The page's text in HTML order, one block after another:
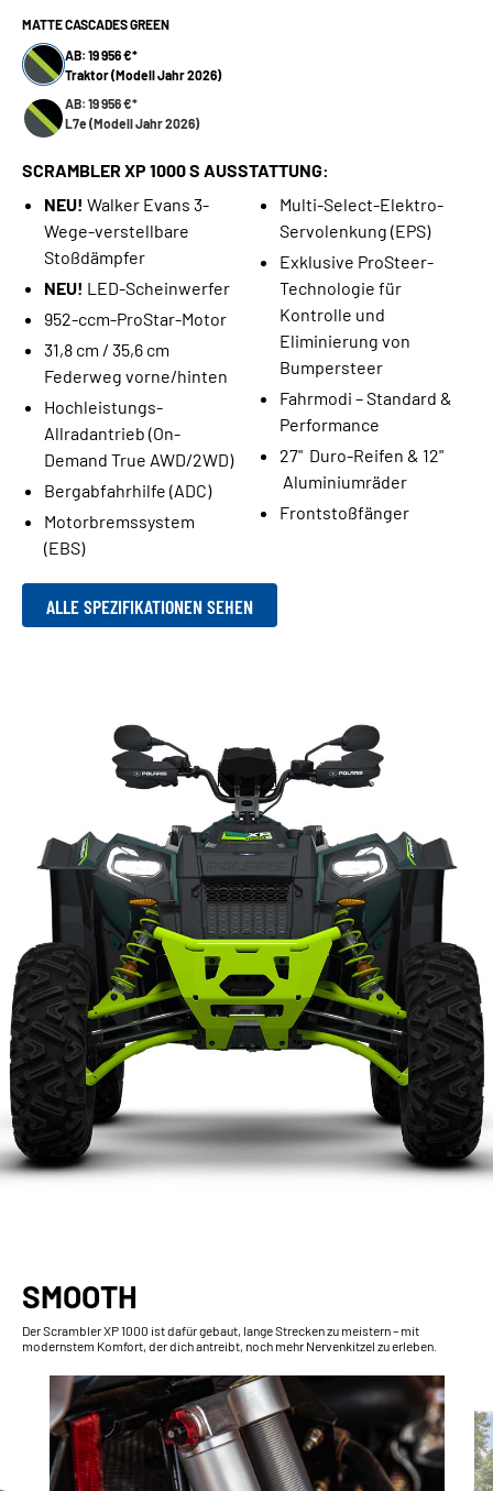
MATTE CASCADES GREEN
AB: 19 956 €*
Traktor (Modell Jahr 2026)
AB: 19 956 €*
L7e (Modell Jahr 2026)
SCRAMBLER XP 1000 S AUSSTATTUNG:
NEU! Walker Evans 3-
Wege-verstellbare
Stoßdämpfer
NEU! LED-Scheinwerfer
952-ccm-ProStar-Motor
31,8 cm / 35,6 cm
Federweg vorne/hinten
Hochleistungs-
Allradantrieb (On-
Demand True AWD/2WD)
Bergabfahrhilfe (ADC)
Motorbremssystem
(EBS)
Multi-Select-Elektro-
Servolenkung (EPS)
Exklusive ProSteer-
Technologie für
Kontrolle und
Eliminierung von
Bumpersteer
Fahrmodi – Standard &
Performance
27" Duro-Reifen & 12"
Aluminiumräder
Frontstoßfänger
ALLE SPEZIFIKATIONEN SEHEN
SMOOTH
Der Scrambler XP 1000 ist dafür gebaut, lange Strecken zu meistern – mit
modernstem Komfort, der dich antreibt, noch mehr Nervenkitzel zu erleben.